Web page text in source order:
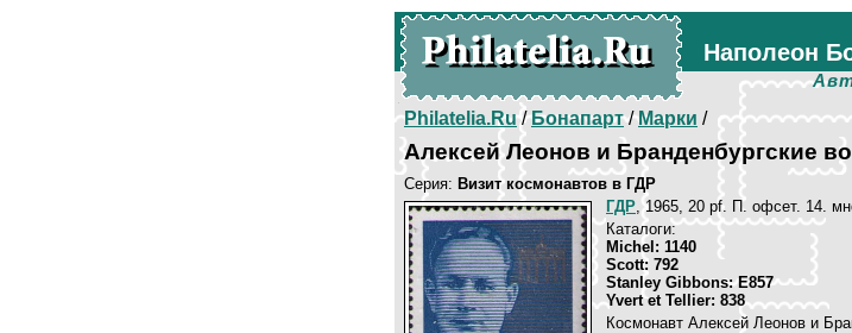
Наполеон
Philatelia.Ru/Бонапарт/Марки /
Алексей Леонов и Бранденбургские
Серия: Визит космонавтов в ГДР
ГДР, 1965, 20 pf. П. офсет. 14.
Каталоги:
Michel: 1140
Scott: 792
Stanley Gibbons: E857
Yvert et Tellier: 838
Космонавт Алексей Леонов и